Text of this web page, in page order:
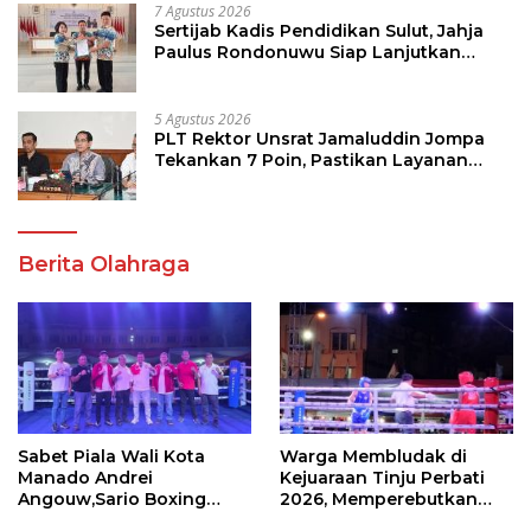
7 Agustus 2026
Sertijab Kadis Pendidikan Sulut, Jahja
Paulus Rondonuwu Siap Lanjutkan
5 Agustus 2026
PLT Rektor Unsrat Jamaluddin Jompa
Tekankan 7 Poin, Pastikan Layanan
Berita Olahraga
Sabet Piala Wali Kota
Manado Andrei
Angouw,Sario Boxing
Warga Membludak di
Kejuaraan Tinju Perbati
2026, Memperebutkan